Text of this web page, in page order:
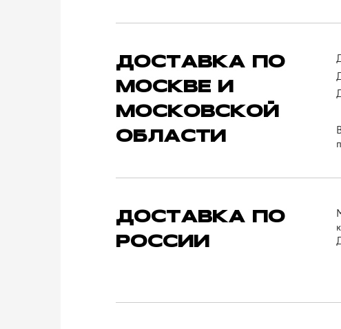
ДОСТАВКА ПО
МОСКВЕ И
МОСКОВСКОЙ
ОБЛАСТИ
ДОСТАВКА ПО
РОССИИ